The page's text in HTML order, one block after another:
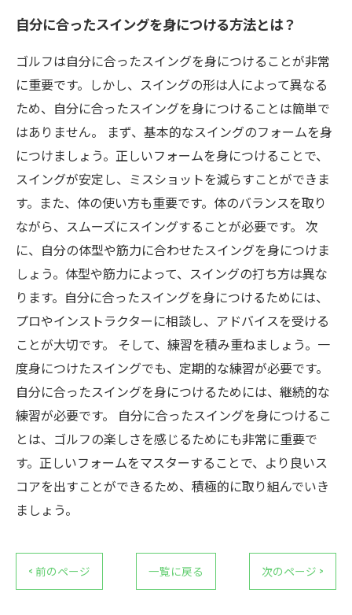
自分に合ったスイングを身につける方法とは？
ゴルフは自分に合ったスイングを身につけることが非常
に重要です。しかし、スイングの形は人によって異なる
ため、自分に合ったスイングを身につけることは簡単で
はありません。 まず、基本的なスイングのフォームを身
につけましょう。正しいフォームを身につけることで、
スイングが安定し、ミスショットを減らすことができま
す。また、体の使い方も重要です。体のバランスを取り
ながら、スムーズにスイングすることが必要です。 次
に、自分の体型や筋力に合わせたスイングを身につけま
しょう。体型や筋力によって、スイングの打ち方は異な
ります。自分に合ったスイングを身につけるためには、
プロやインストラクターに相談し、アドバイスを受ける
ことが大切です。 そして、練習を積み重ねましょう。一
度身につけたスイングでも、定期的な練習が必要です。
自分に合ったスイングを身につけるためには、継続的な
練習が必要です。 自分に合ったスイングを身につけるこ
とは、ゴルフの楽しさを感じるためにも非常に重要で
す。正しいフォームをマスターすることで、より良いス
コアを出すことができるため、積極的に取り組んでいき
ましょう。
< 前のページ 一覧に戻る 次のページ >